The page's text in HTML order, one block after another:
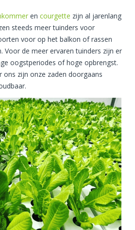
en courgette zijn al jarenlang
steeds meer tuinders voor
voor op het balkon of rassen
Voor de meer ervaren tuinders zijn er
oogstperiodes of hoge opbrengst.
ons zijn onze zaden doorgaans